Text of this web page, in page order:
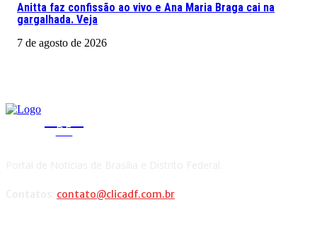
Anitta faz confissão ao vivo e Ana Maria Braga cai na
gargalhada. Veja
7 de agosto de 2026
DF
contato@clicadf.com.br